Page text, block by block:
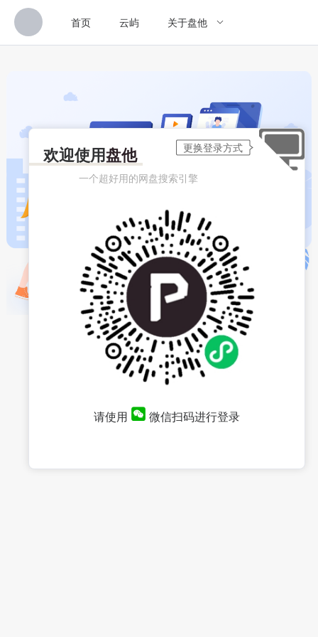
首页 云屿 关于盘他
欢迎使用盘他
一个超好用的网盘搜索引擎
请使用 微信扫码进行登录